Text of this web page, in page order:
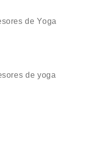
de Yoga
de yoga